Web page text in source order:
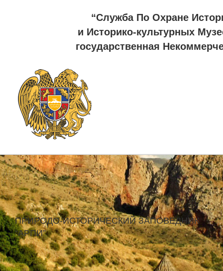
“Служба По Охране
и Историко-культурных
государственная
ПРИРОДО-ИСТОРИЧЕСКИЙ ЗАПОВЕДНИК
“АРПИ”